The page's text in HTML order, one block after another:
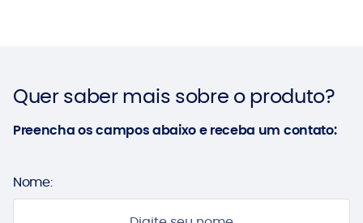
Quer saber mais sobre o produto?
Preencha os campos abaixo e receba um contato:
Nome: